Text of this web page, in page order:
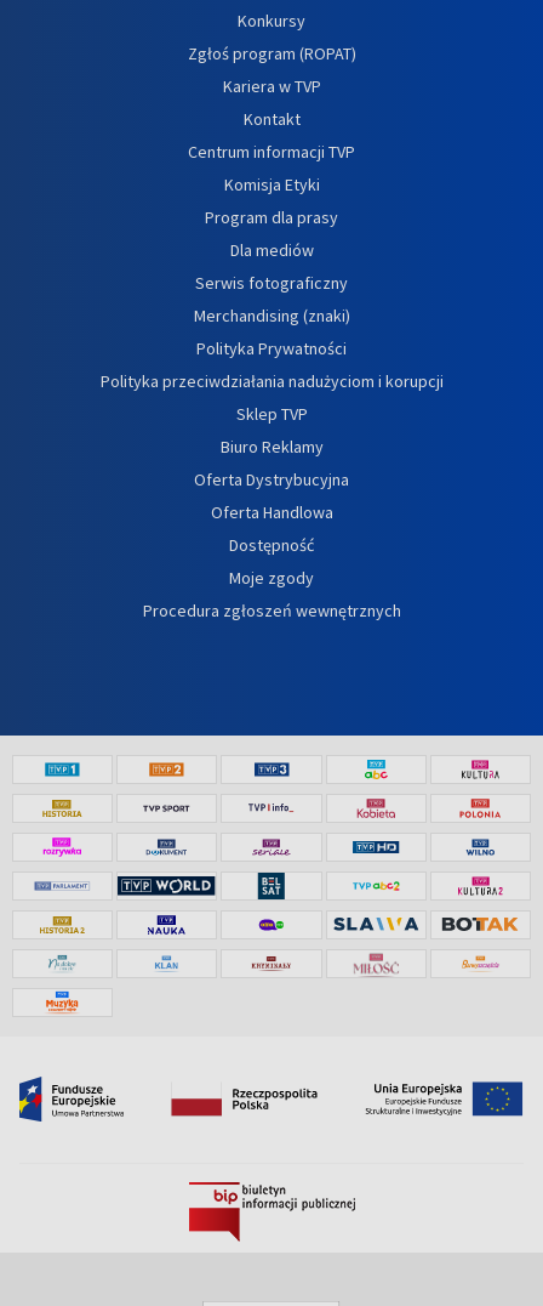
Konkursy
Zgłoś program (ROPAT)
Kariera w TVP
Kontakt
Centrum informacji TVP
Komisja Etyki
Program dla prasy
Dla mediów
Serwis fotograficzny
Merchandising (znaki)
Polityka Prywatności
Polityka przeciwdziałania nadużyciom i korupcji
Sklep TVP
Biuro Reklamy
Oferta Dystrybucyjna
Oferta Handlowa
Dostępność
Moje zgody
Procedura zgłoszeń wewnętrznych